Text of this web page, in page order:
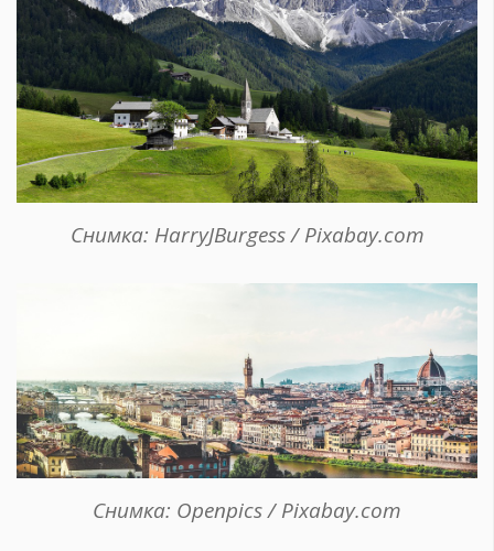
Снимка: HarryJBurgess / Pixabay.com
Снимка: Openpics / Pixabay.com